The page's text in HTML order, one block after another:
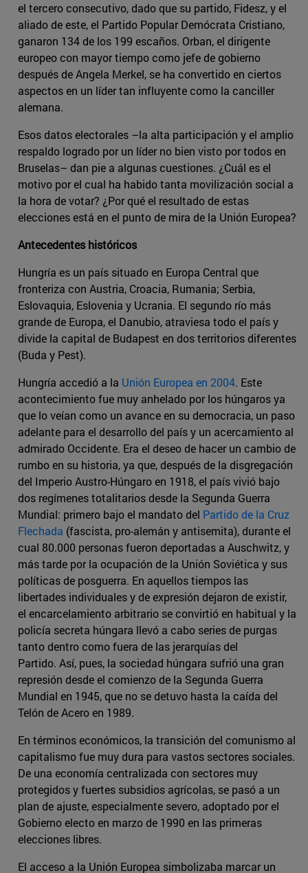
el tercero consecutivo, dado que su partido, Fidesz, y el
aliado de este, el Partido Popular Demócrata Cristiano,
ganaron 134 de los 199 escaños. Orban, el dirigente
europeo con mayor tiempo como jefe de gobierno
después de Angela Merkel, se ha convertido en ciertos
aspectos en un líder tan influyente como la canciller
alemana.
Esos datos electorales –la alta participación y el amplio
respaldo logrado por un líder no bien visto por todos en
Bruselas– dan pie a algunas cuestiones. ¿Cuál es el
motivo por el cual ha habido tanta movilización social a
la hora de votar? ¿Por qué el resultado de estas
elecciones está en el punto de mira de la Unión Europea?
Antecedentes históricos
Hungría es un país situado en Europa Central que
fronteriza con Austria, Croacia, Rumania; Serbia,
Eslovaquia, Eslovenia y Ucrania. El segundo río más
grande de Europa, el Danubio, atraviesa todo el país y
divide la capital de Budapest en dos territorios diferentes
(Buda y Pest).
Hungría accedió a la Unión Europea en 2004. Este
acontecimiento fue muy anhelado por los húngaros ya
que lo veían como un avance en su democracia, un paso
adelante para el desarrollo del país y un acercamiento al
admirado Occidente. Era el deseo de hacer un cambio de
rumbo en su historia, ya que, después de la disgregación
del Imperio Austro-Húngaro en 1918, el país vivió bajo
dos regímenes totalitarios desde la Segunda Guerra
Mundial: primero bajo el mandato del Partido de la Cruz
Flechada (fascista, pro-alemán y antisemita), durante el
cual 80.000 personas fueron deportadas a Auschwitz, y
más tarde por la ocupación de la Unión Soviética y sus
políticas de posguerra. En aquellos tiempos las
libertades individuales y de expresión dejaron de existir,
el encarcelamiento arbitrario se convirtió en habitual y la
policía secreta húngara llevó a cabo series de purgas
tanto dentro como fuera de las jerarquías del
Partido. Así, pues, la sociedad húngara sufrió una gran
represión desde el comienzo de la Segunda Guerra
Mundial en 1945, que no se detuvo hasta la caída del
Telón de Acero en 1989.
En términos económicos, la transición del comunismo al
capitalismo fue muy dura para vastos sectores sociales.
De una economía centralizada con sectores muy
protegidos y fuertes subsidios agrícolas, se pasó a un
plan de ajuste, especialmente severo, adoptado por el
Gobierno electo en marzo de 1990 en las primeras
elecciones libres.
El acceso a la Unión Europea simbolizaba marcar un